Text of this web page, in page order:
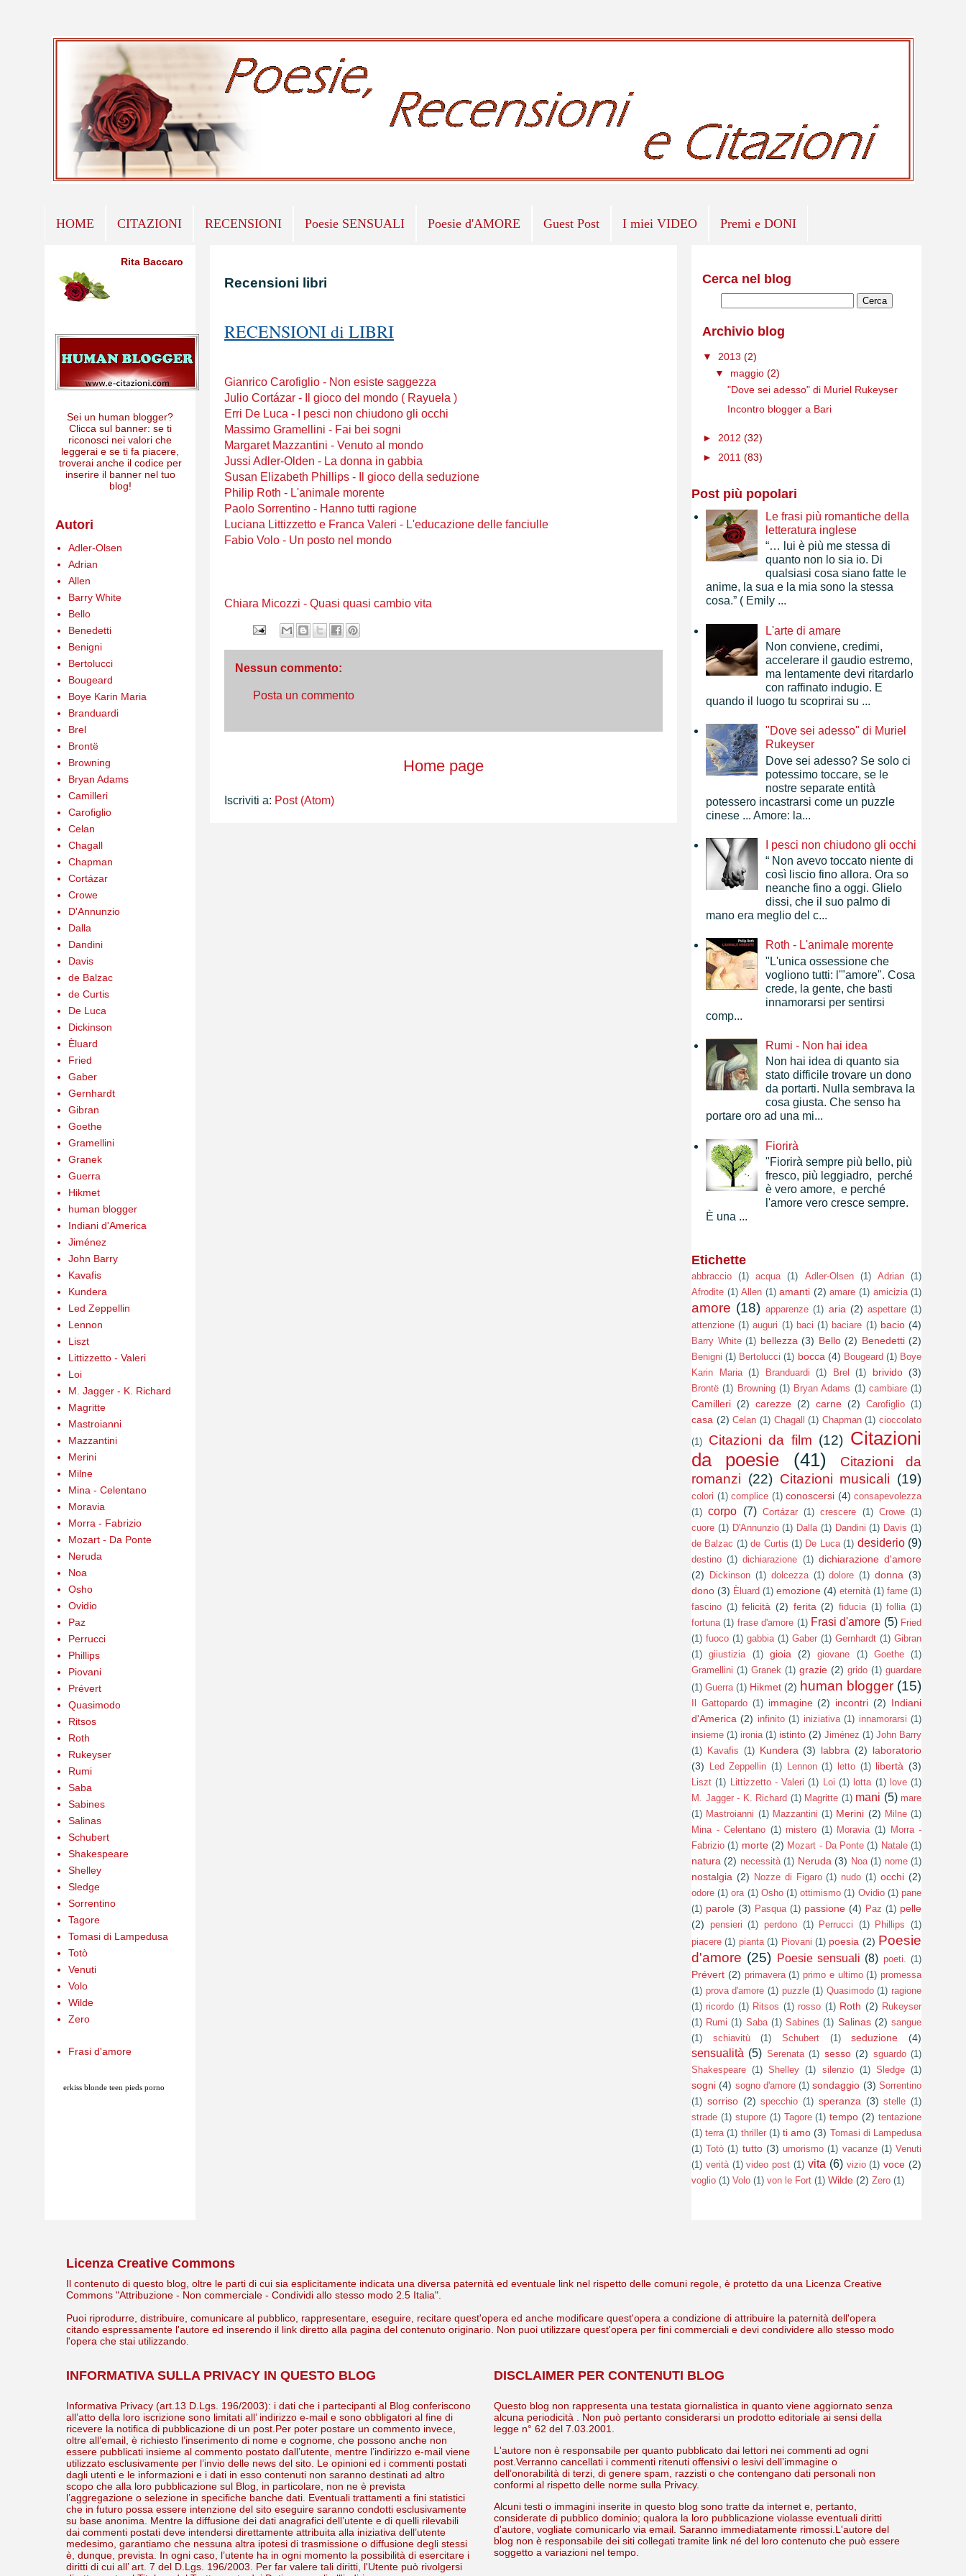
HOME CITAZIONI RECENSIONI Poesie SENSUALI Poesie d'AMORE Guest Post I miei VIDEO Premi e DONI
Recensioni libri
RECENSIONI di LIBRI
Gianrico Carofiglio - Non esiste saggezza
Julio Cortázar - Il gioco del mondo ( Rayuela )
Erri De Luca - I pesci non chiudono gli occhi
Massimo Gramellini - Fai bei sogni
Margaret Mazzantini - Venuto al mondo
Jussi Adler-Olden - La donna in gabbia
Susan Elizabeth Phillips - Il gioco della seduzione
Philip Roth - L'animale morente
Paolo Sorrentino - Hanno tutti ragione
Luciana Littizzetto e Franca Valeri - L'educazione delle fanciulle
Fabio Volo - Un posto nel mondo
Chiara Micozzi - Quasi quasi cambio vita
Nessun commento:
Posta un commento
Home page
Iscriviti a: Post (Atom)
Rita Baccaro
Sei un human blogger?
Clicca sul banner: se ti
riconosci nei valori che
leggerai e se ti fa piacere,
troverai anche il codice per
inserire il banner nel tuo
blog!
Autori
Adler-Olsen
Adrian
Allen
Barry White
Bello
Benedetti
Benigni
Bertolucci
Bougeard
Boye Karin Maria
Branduardi
Brel
Brontë
Browning
Bryan Adams
Camilleri
Carofiglio
Celan
Chagall
Chapman
Cortázar
Crowe
D'Annunzio
Dalla
Dandini
Davis
de Balzac
de Curtis
De Luca
Dickinson
Èluard
Fried
Gaber
Gernhardt
Gibran
Goethe
Gramellini
Granek
Guerra
Hikmet
human blogger
Indiani d'America
Jiménez
John Barry
Kavafis
Kundera
Led Zeppellin
Lennon
Liszt
Littizzetto - Valeri
Loi
M. Jagger - K. Richard
Magritte
Mastroianni
Mazzantini
Merini
Milne
Mina - Celentano
Moravia
Morra - Fabrizio
Mozart - Da Ponte
Neruda
Noa
Osho
Ovidio
Paz
Perrucci
Phillips
Piovani
Prévert
Quasimodo
Ritsos
Roth
Rukeyser
Rumi
Saba
Sabines
Salinas
Schubert
Shakespeare
Shelley
Sledge
Sorrentino
Tagore
Tomasi di Lampedusa
Totò
Venuti
Volo
Wilde
Zero
Frasi d'amore
erkissblonde teen pieds porno
Cerca nel blog
Archivio blog
▼ 2013 (2)
▼ maggio (2)
"Dove sei adesso" di Muriel Rukeyser
Incontro blogger a Bari
► 2012 (32)
► 2011 (83)
Post più popolari
Le frasi più romantiche della
letteratura inglese
“… lui è più me stessa di
quanto non lo sia io. Di
qualsiasi cosa siano fatte le
anime, la sua e la mia sono la stessa
cosa.” ( Emily ...
L'arte di amare
Non conviene, credimi,
accelerare il gaudio estremo,
ma lentamente devi ritardarlo
con raffinato indugio. E
quando il luogo tu scoprirai su ...
"Dove sei adesso" di Muriel
Rukeyser
Dove sei adesso? Se solo ci
potessimo toccare, se le
nostre separate entità
potessero incastrarsi come un puzzle
cinese ... Amore: la...
I pesci non chiudono gli occhi
“ Non avevo toccato niente di
così liscio fino allora. Ora so
neanche fino a oggi. Glielo
dissi, che il suo palmo di
mano era meglio del c...
Roth - L'animale morente
"L'unica ossessione che
vogliono tutti: l'"amore". Cosa
crede, la gente, che basti
innamorarsi per sentirsi
comp...
Rumi - Non hai idea
Non hai idea di quanto sia
stato difficile trovare un dono
da portarti. Nulla sembrava la
cosa giusta. Che senso ha
portare oro ad una mi...
Fiorirà
"Fiorirà sempre più bello, più
fresco, più leggiadro, perché
è vero amore, e perché
l'amore vero cresce sempre.
È una ...
Etichette
abbraccio (1) acqua (1) Adler-Olsen (1) Adrian
(1)
Afrodite (1) Allen (1) amanti (2) amare (1) amicizia (1)
amore (18) apparenze (1) aria (2) aspettare (1)
attenzione (1) auguri (1) baci (1) baciare (1) bacio (4)
Barry White (1) bellezza (3) Bello (2) Benedetti (2)
Benigni (1) Bertolucci (1) bocca (4) Bougeard (1) Boye
Karin Maria (1) Branduardi (1) Brel (1) brivido (3)
Brontë (1) Browning (1) Bryan Adams (1) cambiare (1)
Camilleri (2) carezze (2) carne (2) Carofiglio (1)
casa (2) Celan (1) Chagall (1) Chapman (1) cioccolato
(1)
Citazioni da film (12) Citazioni
da poesie
(41)
Citazioni da
romanzi (22) Citazioni musicali (19)
colori (1) complice (1) conoscersi (4) consapevolezza
(1) corpo (7) Cortázar (1) crescere (1) Crowe (1)
cuore (1) D'Annunzio (1) Dalla (1) Dandini (1) Davis (1)
de Balzac (1) de Curtis (1) De Luca (1) desiderio (9)
destino (1) dichiarazione (1) dichiarazione d'amore
(2)
Dickinson (1) dolcezza (1) dolore (1) donna (3)
dono (3) Èluard (1) emozione (4) eternità (1) fame (1)
fascino (1) felicità (2) ferita (2) fiducia (1) follia (1)
fortuna (1) frase d'amore (1) Frasi d'amore (5) Fried
(1) fuoco (1) gabbia (1) Gaber (1) Gernhardt (1) Gibran
(1)
giiustizia (1) gioia (2) giovane (1) Goethe
(1)
Gramellini (1) Granek (1) grazie (2) grido (1) guardare
(1) Guerra (1) Hikmet (2) human blogger (15)
Il Gattopardo (1) immagine (2) incontri (2) Indiani
d'America (2) infinito (1) iniziativa (1) innamorarsi (1)
insieme (1) ironia (1) istinto (2) Jiménez (1) John Barry
(1) Kavafis (1) Kundera (3) labbra (2) laboratorio
(3)
Led Zeppellin (1) Lennon (1) letto (1) libertà (3)
Liszt (1) Littizzetto - Valeri (1) Loi (1) lotta (1) love (1)
M. Jagger - K. Richard (1) Magritte (1) mani (5) mare
(1) Mastroianni (1) Mazzantini (1) Merini (2) Milne (1)
Mina - Celentano (1) mistero (1) Moravia (1)
Morra -
Fabrizio (1) morte (2) Mozart - Da Ponte (1) Natale (1)
natura (2) necessità (1) Neruda (3) Noa (1) nome (1)
nostalgia (2) Nozze di Figaro (1) nudo (1) occhi (2)
odore (1) ora (1) Osho (1) ottimismo (1) Ovidio (1) pane
(1) parole (3) Pasqua (1) passione (4) Paz (1) pelle
(2) pensieri (1) perdono (1) Perrucci (1) Phillips (1)
piacere (1) pianta (1) Piovani (1) poesia (2) Poesie
d'amore (25) Poesie sensuali (8) poeti. (1)
Prévert (2) primavera (1) primo e ultimo (1) promessa
(1) prova d'amore (1) puzzle (1) Quasimodo (1) ragione
(1) ricordo (1) Ritsos (1) rosso (1) Roth (2) Rukeyser
(1) Rumi (1) Saba (1) Sabines (1) Salinas (2) sangue
(1)
schiavitù (1) Schubert (1) seduzione (4)
sensualità (5) Serenata (1) sesso (2) sguardo (1)
Shakespeare (1) Shelley (1) silenzio (1) Sledge (1)
sogni (4) sogno d'amore (1) sondaggio (3) Sorrentino
(1) sorriso (2) specchio (1) speranza (3) stelle (1)
strade (1) stupore (1) Tagore (1) tempo (2) tentazione
(1) terra (1) thriller (1) ti amo (3) Tomasi di Lampedusa
(1) Totò (1) tutto (3) umorismo (1) vacanze (1) Venuti
(1) verità (1) video post (1) vita (6) vizio (1) voce (2)
voglio (1) Volo (1) von le Fort (1) Wilde (2) Zero (1)
Licenza Creative Commons
Il contenuto di questo blog, oltre le parti di cui sia esplicitamente indicata una diversa paternità ed eventuale link nel rispetto delle comuni regole, è protetto da una Licenza Creative
Commons "Attribuzione - Non commerciale - Condividi allo stesso modo 2.5 Italia".
Puoi riprodurre, distribuire, comunicare al pubblico, rappresentare, eseguire, recitare quest'opera ed anche modificare quest'opera a condizione di attribuire la paternità dell'opera
citando espressamente l'autore ed inserendo il link diretto alla pagina del contenuto originario. Non puoi utilizzare quest'opera per fini commerciali e devi condividere allo stesso modo
l'opera che stai utilizzando.
INFORMATIVA SULLA PRIVACY IN QUESTO BLOG
Informativa Privacy (art.13 D.Lgs. 196/2003): i dati che i partecipanti al Blog conferiscono
all’atto della loro iscrizione sono limitati all’ indirizzo e-mail e sono obbligatori al fine di
ricevere la notifica di pubblicazione di un post.Per poter postare un commento invece,
oltre all’email, è richiesto l’inserimento di nome e cognome, che possono anche non
essere pubblicati insieme al commento postato dall’utente, mentre l’indirizzo e-mail viene
utilizzato esclusivamente per l’invio delle news del sito. Le opinioni ed i commenti postati
dagli utenti e le informazioni e i dati in esso contenuti non saranno destinati ad altro
scopo che alla loro pubblicazione sul Blog, in particolare, non ne è prevista
l’aggregazione o selezione in specifiche banche dati. Eventuali trattamenti a fini statistici
che in futuro possa essere intenzione del sito eseguire saranno condotti esclusivamente
su base anonima. Mentre la diffusione dei dati anagrafici dell’utente e di quelli rilevabili
dai commenti postati deve intendersi direttamente attribuita alla iniziativa dell’utente
medesimo, garantiamo che nessuna altra ipotesi di trasmissione o diffusione degli stessi
è, dunque, prevista. In ogni caso, l’utente ha in ogni momento la possibilità di esercitare i
diritti di cui all’ art. 7 del D.Lgs. 196/2003. Per far valere tali diritti, l'Utente può rivolgersi
DISCLAIMER PER CONTENUTI BLOG
Questo blog non rappresenta una testata giornalistica in quanto viene aggiornato senza
alcuna periodicità . Non può pertanto considerarsi un prodotto editoriale ai sensi della
legge n° 62 del 7.03.2001.
L'autore non è responsabile per quanto pubblicato dai lettori nei commenti ad ogni
post.Verranno cancellati i commenti ritenuti offensivi o lesivi dell’immagine o
dell’onorabilità di terzi, di genere spam, razzisti o che contengano dati personali non
conformi al rispetto delle norme sulla Privacy.
Alcuni testi o immagini inserite in questo blog sono tratte da internet e, pertanto,
considerate di pubblico dominio; qualora la loro pubblicazione violasse eventuali diritti
d'autore, vogliate comunicarlo via email. Saranno immediatamente rimossi.L'autore del
blog non è responsabile dei siti collegati tramite link né del loro contenuto che può essere
soggetto a variazioni nel tempo.